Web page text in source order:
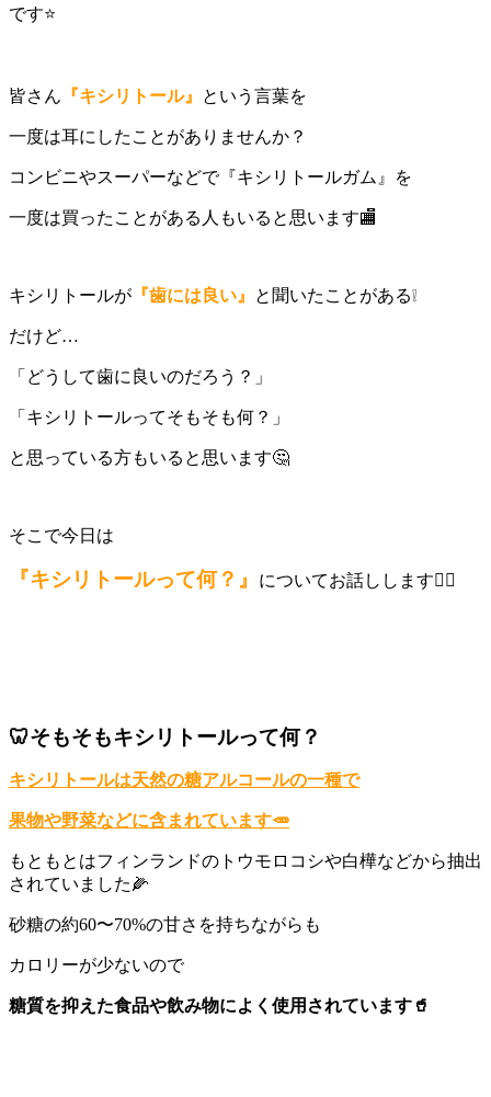
です⭐
皆さん 『キシリトール』 という言葉を
一度は耳にしたことがありませんか？
コンビニやスーパーなどで『キシリトールガム』を
一度は買ったことがある人もいると思います🏬
キシリトールが 『歯には良い』 と聞いたことがある❕
だけど…
「どうして歯に良いのだろう？」
「キシリトールってそもそも何？」
と思っている方もいると思います🤔
そこで今日は
『キシリトールって何？』 についてお話しします💁‍♀️
🦷そもそもキシリトールって何？
キシリトールは天然の糖アルコールの一種で
果物や野菜などに含まれています🥕
もともとはフィンランドのトウモロコシや白樺などから抽出
されていました🌽
砂糖の約60〜70%の甘さを持ちながらも
カロリーが少ないので
糖質を抑えた食品や飲み物によく使用されています🥤